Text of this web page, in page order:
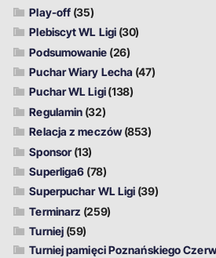
Play-off (35)
Plebiscyt WL Ligi (30)
Podsumowanie (26)
Puchar Wiary Lecha (47)
Puchar WL Ligi(138)
Regulamin (32)
Relacja z meczów(853)
Sponsor(13)
Superliga6 (78)
Superpuchar WL Ligi (39)
Terminarz (259)
Turniej (59)
Turniej pamięci Poznańskiego